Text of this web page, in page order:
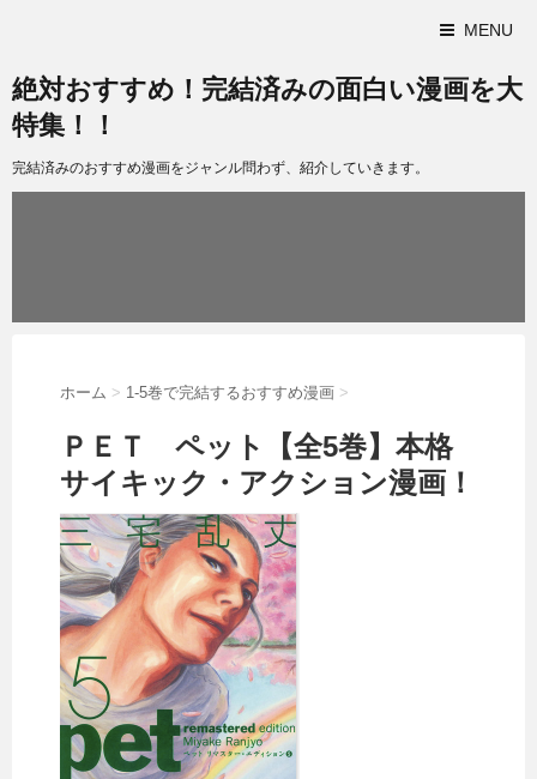
MENU
絶対おすすめ！完結済みの面白い漫画を大
特集！！
完結済みのおすすめ漫画をジャンル問わず、紹介していきます。
ホーム > 1-5巻で完結するおすすめ漫画 >
ＰＥＴ ペット【全5巻】本格
サイキック・アクション漫画！